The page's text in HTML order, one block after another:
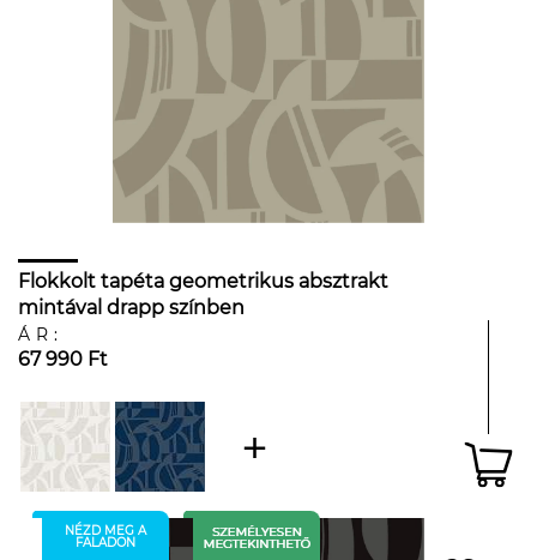
Flokkolt tapéta geometrikus absztrakt
mintával drapp színben
ÁR:
67 990 Ft
NÉZD MEG A
FALADON